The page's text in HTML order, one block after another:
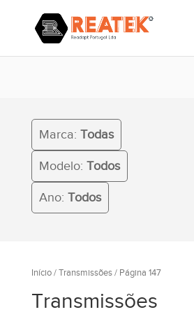
Marca: Todas
Modelo: Todos
Ano: Todos
Início/ Transmissões/ Página 147
Transmissões